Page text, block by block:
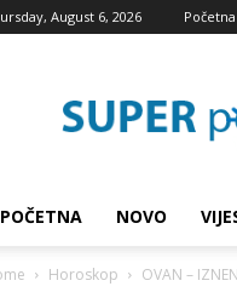
August 6, 2026 Početna
blog
POČETNA NOVO
Horoskop OVAN –